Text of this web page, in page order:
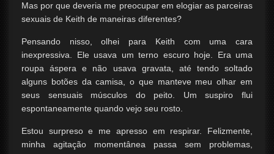
Mas por que deveria me preocupar em elogiar as parceiras
sexuais de Keith de maneiras diferentes?
Pensando nisso, olhei para Keith com uma cara
inexpressiva. Ele usava um terno escuro hoje. Era uma
roupa áspera e não usava gravata, até tendo soltado
alguns botões da camisa, o que manteve meu olhar em
seus sensuais músculos do peito. Um suspiro flui
espontaneamente quando vejo seu rosto.
Estou surpreso e me apresso em respirar. Felizmente,
minha agitação momentânea passa sem problemas,